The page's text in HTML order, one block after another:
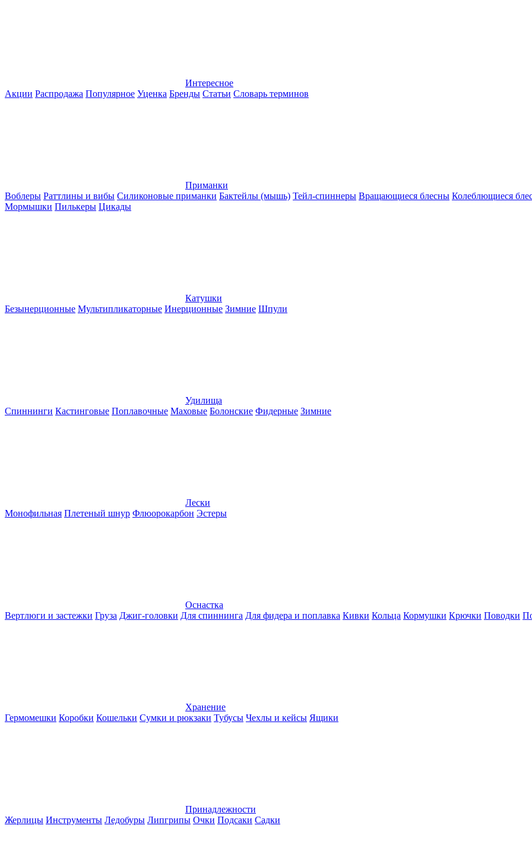
Интересное
Акции Распродажа Популярное Уценка Бренды Статьи Словарь терминов
Приманки
Воблеры Раттлины и вибы Силиконовые приманки Бактейлы (мышь) Тейл-спиннеры Вращающиеся блесны Колеблющиеся
Мормышки Пилькеры Цикады
Катушки
Безынерционные Мультипликаторные Инерционные Зимние Шпули
Удилища
Спиннинги Кастинговые Поплавочные Маховые Болонские Фидерные Зимние
Лески
Монофильная Плетеный шнур Флюорокарбон Эстеры
Оснастка
Вертлюги и застежки Груза Джиг-головки Для спиннинга Для фидера и поплавка Кивки Кольца Кормушки Крючки Поводки
Хранение
Гермомешки Коробки Кошельки Сумки и рюкзаки Тубусы Чехлы и кейсы Ящики
Принадлежности
Жерлицы Инструменты Ледобуры Липгрипы Очки Подсаки Садки